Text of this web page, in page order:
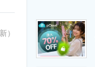
リーダーのコミュニティ
）